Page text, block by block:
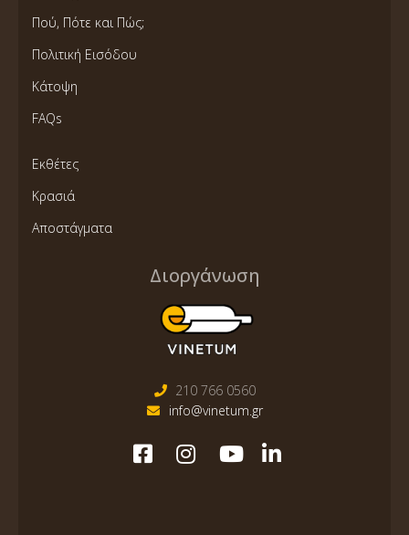
Πού, Πότε και Πώς;
Πολιτική Εισόδου
Κάτοψη
FAQs
Εκθέτες
Κρασιά
Αποστάγματα
Διοργάνωση
210 766 0560
info@vinetum.gr